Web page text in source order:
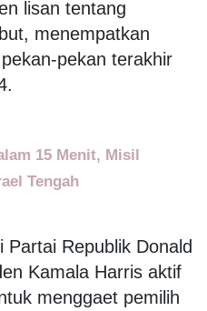
lisan tentang
menempatkan
pekan terakhir
15 Menit, Misil
Tengah
Republik Donald
Kamala Harris aktif
menggaet pemilih